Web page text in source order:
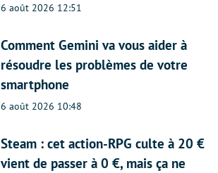
6 août 2026 12:51
Comment Gemini va vous aider à
résoudre les problèmes de votre
smartphone
6 août 2026 10:48
Steam : cet action-RPG culte à 20 €
vient de passer à 0 €, mais ça ne